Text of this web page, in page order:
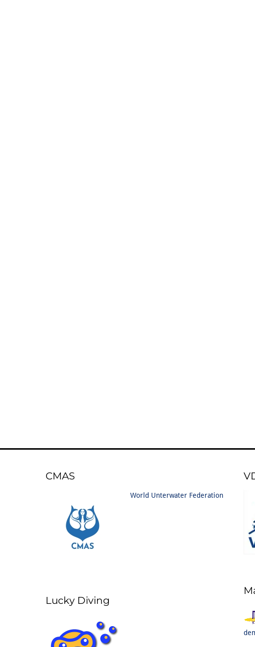
CMAS
World Unterwater Federation
Lucky Diving